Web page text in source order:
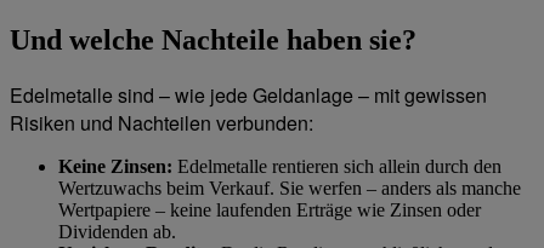
Und welche Nachteile haben sie?
Edelmetalle sind – wie jede Geldanlage – mit gewissen
Risiken und Nachteilen verbunden:
Keine Zinsen: Edelmetalle rentieren sich allein durch den
Wertzuwachs beim Verkauf. Sie werfen – anders als manche
Wertpapiere – keine laufenden Erträge wie Zinsen oder
Dividenden ab.